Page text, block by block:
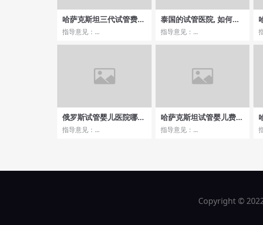
哈萨克斯坦三代试管费用
分析，费用预算全攻略分
享
指导意见：...
泰国的试管医院, 如何选
择适合自己的机构？
指导意见：...
俄罗斯试管婴儿医院哪家
专家团队更专业？
指导意见：...
哈萨克斯坦试管婴儿费用
与成功率的关系
指导意见：...
Copyright ©